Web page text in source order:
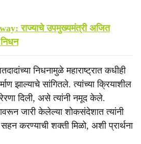
राज्याचे उपमुख्यमंत्री अजित
निधनामुळे महाराष्ट्रात कधीही
झाल्याचे सांगितले. त्यांच्या क्रियाशील
दिली, असे त्यांनी नमूद केले.
जारी केलेल्या शोकसंदेशात त्यांनी
करण्याची शक्ती मिळो, अशी प्रार्थना